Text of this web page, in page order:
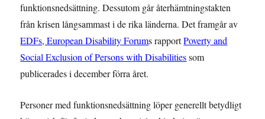
funktionsnedsättning. Dessutom går återhämtningstakten
från krisen långsammast i de rika länderna. Det framgår av
EDFs, European Disability Forums rapportPoverty and
Social Exclusion of Persons with Disabilitiessom
publicerades i december förra året.
Personer med funktionsnedsättning löper generellt betydligt